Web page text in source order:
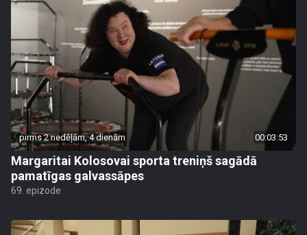
pirms 2 nedēļām, 4 dienām 00:03:53
Margaritai Kolosovai sporta treniņš sagādā
pamatīgas galvassāpes
69. epizode